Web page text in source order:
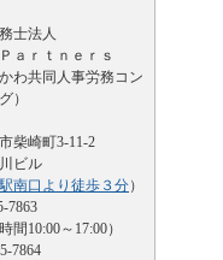
士法人
ａｒｔｎｅｒｓ
かわ共同人事労務コン
）
柴崎町3-11-2
ビル
南口より徒歩３分）
7863
間10:00～17:00）
7864